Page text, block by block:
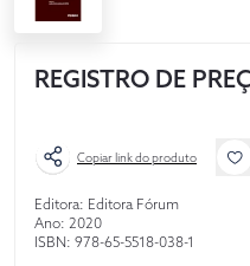
REGISTRO DE
Copiar link do produto
Editora: Editora Fórum
Ano: 2020
ISBN: 978-65-5518-038-1